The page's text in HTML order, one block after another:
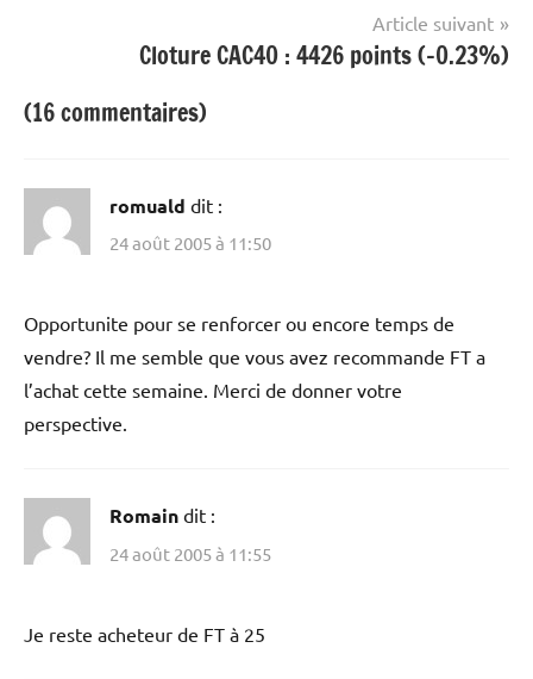
Article suivant
Cloture CAC40 : 4426 points (-0.23%)
(16 commentaires)
romuald dit :
24 août 2005 à 11:50
Opportunite pour se renforcer ou encore temps de
vendre? Il me semble que vous avez recommande FT a
l’achat cette semaine. Merci de donner votre
perspective.
Romain dit :
24 août 2005 à 11:55
Je reste acheteur de FT à 25